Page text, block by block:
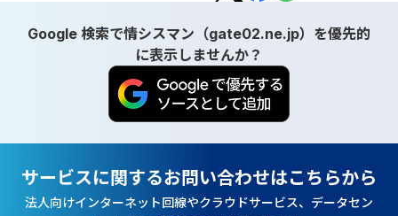
Google 検索で情シスマン（gate02.ne.jp）を優先的
に表示しませんか？
サービスに関するお問い合わせはこちらから
法人向けインターネット回線やクラウドサービス、データセン